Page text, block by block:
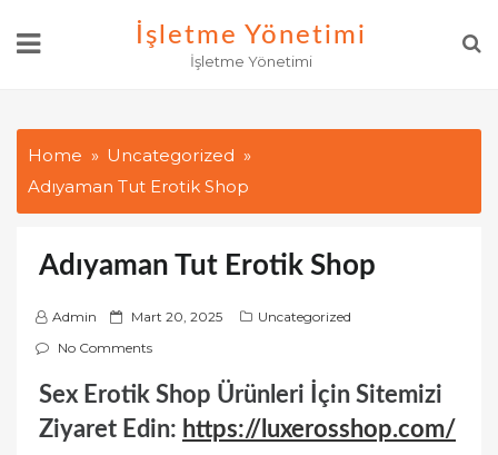
İşletme Yönetimi
İşletme Yönetimi
Home
Uncategorized
Adıyaman Tut Erotik Shop
Adıyaman Tut Erotik Shop
Admin
P
o
t
e
Mart 20, 2025
Uncategorized
No Comments
Sex Erotik Shop Ürünleri İçin Sitemizi
Ziyaret Edin: https://luxerosshop.com/